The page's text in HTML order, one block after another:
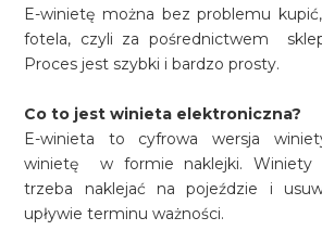
E-winietę można bez problemu
fotela, czyli za pośrednictwem
Proces jest szybki i bardzo prosty.
Co to jest winieta elektroniczna?
E-winieta to cyfrowa wersja
winietę w formie naklejki. Winiety
trzeba naklejać na pojeździe i
upływie terminu ważności.